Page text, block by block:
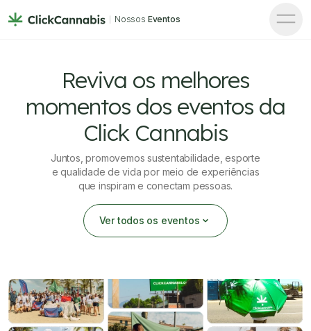
Nossos Eventos
Reviva os melhores
momentos dos eventos da
Click Cannabis
Juntos, promovemos sustentabilidade, esporte
e qualidade de vida por meio de experiências
que inspiram e conectam pessoas.
Ver todos os eventos